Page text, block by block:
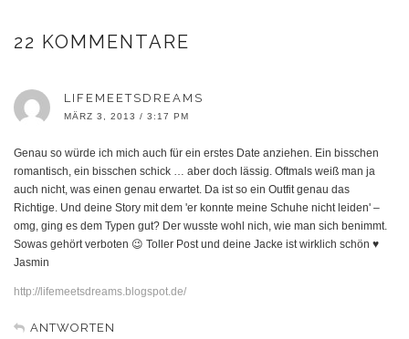
22 KOMMENTARE
LIFEMEETSDREAMS
MÄRZ 3, 2013 / 3:17 PM
Genau so würde ich mich auch für ein erstes Date anziehen. Ein bisschen
romantisch, ein bisschen schick … aber doch lässig. Oftmals weiß man ja
auch nicht, was einen genau erwartet. Da ist so ein Outfit genau das
Richtige. Und deine Story mit dem 'er konnte meine Schuhe nicht leiden' –
omg, ging es dem Typen gut? Der wusste wohl nich, wie man sich benimmt.
Sowas gehört verboten 😉 Toller Post und deine Jacke ist wirklich schön ♥
Jasmin
http://lifemeetsdreams.blogspot.de/
ANTWORTEN